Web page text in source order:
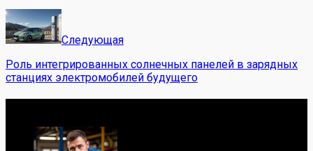
Следующая
Роль интегрированных солнечных панелей в зарядных
станциях электромобилей будущего